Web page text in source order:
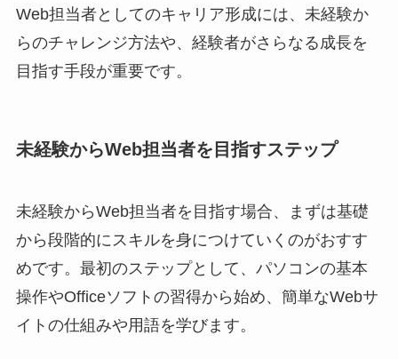
Web担当者としてのキャリア形成には、未経験か
らのチャレンジ方法や、経験者がさらなる成長を
目指す手段が重要です。
未経験からWeb担当者を目指すステップ
未経験からWeb担当者を目指す場合、まずは基礎
から段階的にスキルを身につけていくのがおすす
めです。最初のステップとして、パソコンの基本
操作やOfficeソフトの習得から始め、簡単なWebサ
イトの仕組みや用語を学びます。